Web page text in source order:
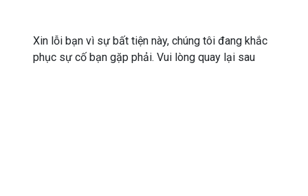
Xin lỗi bạn vì sự bất tiện này, chúng tôi đang khắc
phục sự cố bạn gặp phải. Vui lòng quay lại sau